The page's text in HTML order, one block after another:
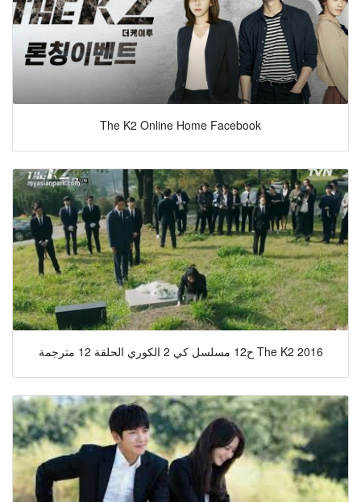
The K2 Online Home Facebook
ح12 مسلسل كي 2 الكوري الحلقة 12 مترجمة The K2 2016